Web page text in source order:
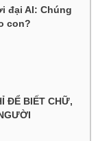
đại AI: Chúng
con?
ĐỂ BIẾT CHỮ,